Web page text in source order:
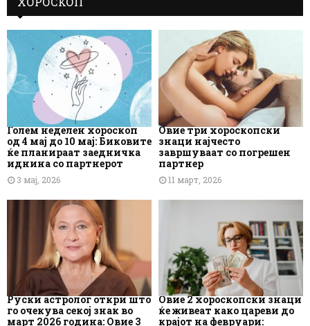
Голем неделен хороскоп
од 4 мај до 10 мај: Биковите
ќе планираат заедничка
иднина со партнерот
3 мај, 2026
Овие три хороскопски
знаци најчесто
завршуваат со погрешен
партнер
11 март, 2026
Руски астролог откри што
го очекува секој знак во
март 2026 година: Овие 3
Овие 2 хороскопски знаци
ќе живеат како цареви до
крајот на февруари: